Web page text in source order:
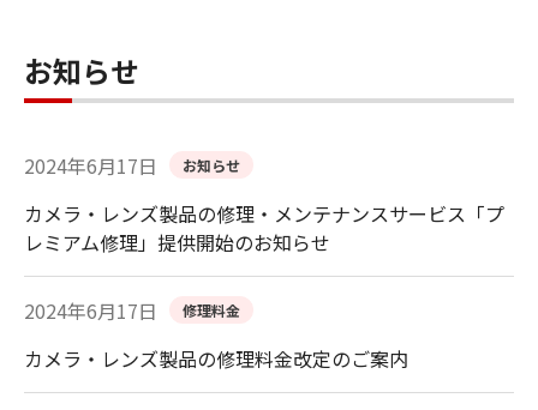
お知らせ
2024年6月17日 お知らせ
カメラ・レンズ製品の修理・メンテナンスサービス「プ
レミアム修理」提供開始のお知らせ
2024年6月17日 修理料金
カメラ・レンズ製品の修理料金改定のご案内